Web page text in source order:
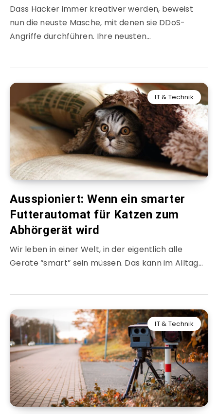
Dass Hacker immer kreativer werden, beweist
nun die neuste Masche, mit denen sie DDoS-
Angriffe durchführen. Ihre neusten…
IT & Technik
Ausspioniert: Wenn ein smarter
Futterautomat für Katzen zum
Abhörgerät wird
Wir leben in einer Welt, in der eigentlich alle
Geräte “smart” sein müssen. Das kann im Alltag…
IT & Technik